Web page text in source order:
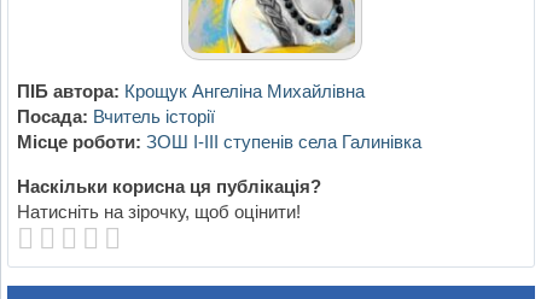
ПІБ автора: Крощук Ангеліна Михайлівна
Посада: Вчитель історії
Місце роботи: ЗОШ І-ІІІ ступенів села Галинівка
Наскільки корисна ця публікація?
Натисніть на зірочку, щоб оцінити!